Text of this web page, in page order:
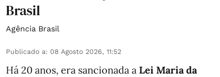
Brasil
Agência Brasil
Publicado a: 08 Agosto 2026, 11:52
Há 20 anos, era sancionada a Lei Maria da